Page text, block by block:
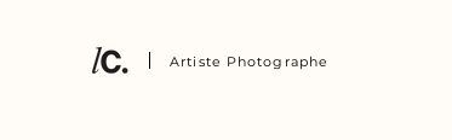
Artiste Photographe